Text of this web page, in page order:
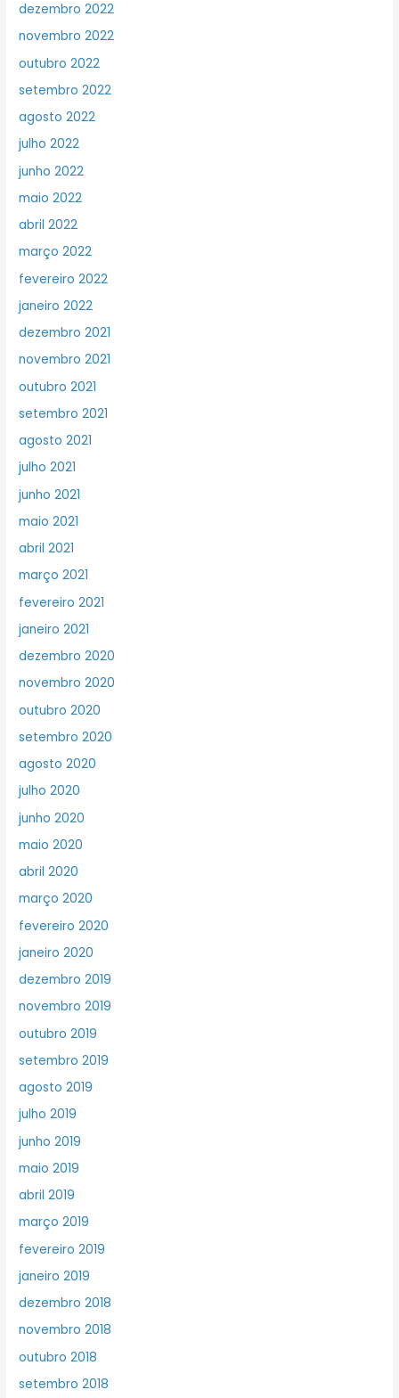
dezembro 2022
novembro 2022
outubro 2022
setembro 2022
agosto 2022
julho 2022
junho 2022
maio 2022
abril 2022
março 2022
fevereiro 2022
janeiro 2022
dezembro 2021
novembro 2021
outubro 2021
setembro 2021
agosto 2021
julho 2021
junho 2021
maio 2021
abril 2021
março 2021
fevereiro 2021
janeiro 2021
dezembro 2020
novembro 2020
outubro 2020
setembro 2020
agosto 2020
julho 2020
junho 2020
maio 2020
abril 2020
março 2020
fevereiro 2020
janeiro 2020
dezembro 2019
novembro 2019
outubro 2019
setembro 2019
agosto 2019
julho 2019
junho 2019
maio 2019
abril 2019
março 2019
fevereiro 2019
janeiro 2019
dezembro 2018
novembro 2018
outubro 2018
setembro 2018